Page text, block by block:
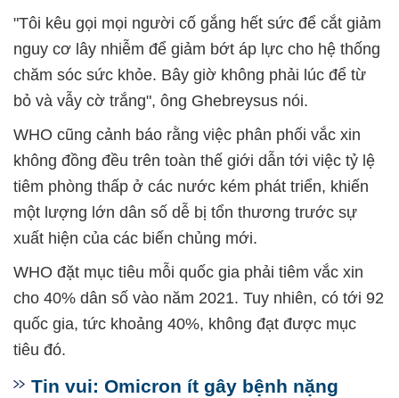
"Tôi kêu gọi mọi người cố gắng hết sức để cắt giảm
nguy cơ lây nhiễm để giảm bớt áp lực cho hệ thống
chăm sóc sức khỏe. Bây giờ không phải lúc để từ
bỏ và vẫy cờ trắng", ông Ghebreysus nói.
WHO cũng cảnh báo rằng việc phân phối vắc xin
không đồng đều trên toàn thế giới dẫn tới việc tỷ lệ
tiêm phòng thấp ở các nước kém phát triển, khiến
một lượng lớn dân số dễ bị tổn thương trước sự
xuất hiện của các biến chủng mới.
WHO đặt mục tiêu mỗi quốc gia phải tiêm vắc xin
cho 40% dân số vào năm 2021. Tuy nhiên, có tới 92
quốc gia, tức khoảng 40%, không đạt được mục
tiêu đó.
Tin vui: Omicron ít gây bệnh nặng